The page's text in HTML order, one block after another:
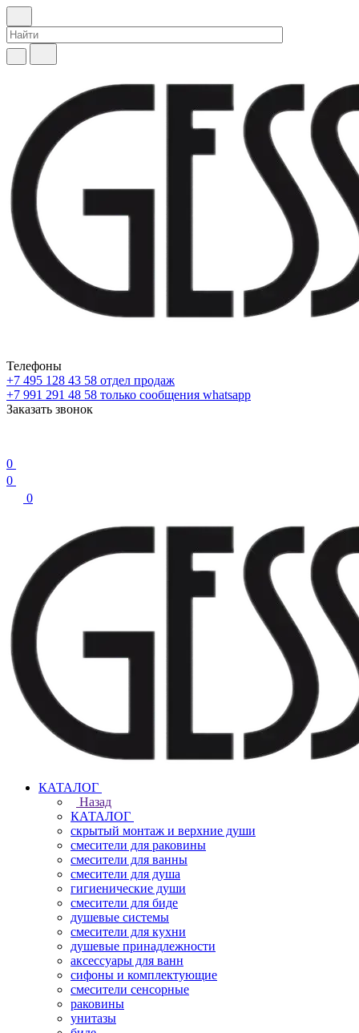
Телефоны
+7 495 128 43 58 отдел продаж
+7 991 291 48 58 только сообщения whatsapp
Заказать звонок
0
0
0
КАТАЛОГ
Назад
КАТАЛОГ
скрытый монтаж и верхние души
смесители для раковины
смесители для ванны
смесители для душа
гигиенические души
смесители для биде
душевые системы
смесители для кухни
душевые принадлежности
аксессуары для ванн
сифоны и комплектующие
смесители сенсорные
раковины
унитазы